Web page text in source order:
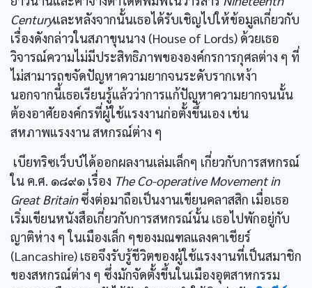
Centuryและหลังจากนั้นเธอได้รับเชิญไปให้ข้อมูลเกี่ยวกับ
เรื่องดังกล่าวในสภาขุนนาง (House of Lords) ด้วยเธอ
วิจารณ์ความไม่มีประสิทธิภาพขององค์กรการกุศลต่าง ๆ ที่
ไม่สามารถขจัดปัญหาความยากจนระดับรากเหง้า
นอกจากนี้เธอเรียนรู้แล้วว่าการแก้ปัญหาความยากจนนั้น
ต้องอาศัยองค์กรที่ผู้ใช้แรงงานก่อตั้งขึ้นเอง เช่น
สหภาพแรงงาน สหกรณ์ต่าง ๆ
เบียทริซเว็บบ์ได้ออกผลงานเล่มเล็กๆ เกี่ยวกับการสหกรณ์
ใน ค.ศ. ๑๘๙๑ เรื่อง The Co-operative Movement in
Great Britainซึ่งต่อมาถือเป็นงานเขียนคลาสสิก เมื่อเธอ
เริ่มเขียนหนังสือเกี่ยวกับการสหกรณ์นั้น เธอไปพักอยู่กับ
ญาติห่าง ๆ ในเมืองเล็ก ๆของมณฑลแลงคาเชียร์
(Lancashire) เธอจึงรับรู้ชีวิตของผู้ใช้แรงงานที่เป็นสมาชิก
ของสหกรณ์ต่าง ๆ ซึ่งมักจัดตั้งขึ้นในเมืองอุตสาหกรรม